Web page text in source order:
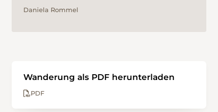
Daniela Rommel
Wanderung als PDF herunterladen
PDF